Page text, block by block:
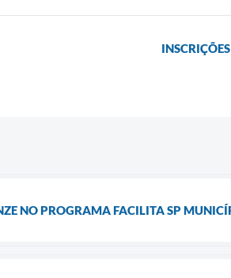
NO PROGRAMA FACILITA SP